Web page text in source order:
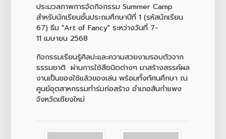
ประมวลภาพการจัดกิจกรรม Summer Camp
สำหรับนักเรียนชั้นประถมศึกษาปีที่ 1 (รหัสนักเรียน
67) ธีม "Art of Fancy" ระหว่างวันที่ 7-
11 เมษายน 2568
กิจกรรมเรียนรู้ศิลปะและความสวยงามรอบตัวจาก
ธรรมชาติ ผ่านการใช้สีชนิดต่างๆ มาสร้างสรรค์ผล
งานเป็นของใช้แล้วของเล่น พร้อมทั้งทัศนศึกษา ณ
ศูนย์อุตสาหกรรมทำร่มก่อสร้าง อำเภอสันกำแพง
จังหวัดเชียงใหม่